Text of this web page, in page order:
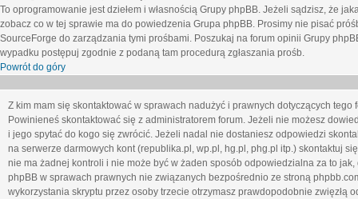
To oprogramowanie jest dziełem i własnością Grupy phpBB. Jeżeli sądzisz, że
zobacz co w tej sprawie ma do powiedzenia Grupa phpBB. Prosimy nie pisać
SourceForge do zarządzania tymi prośbami. Poszukaj na forum opinii Grupy
wypadku postępuj zgodnie z podaną tam procedurą zgłaszania prośb.
Powrót do góry
Z kim mam się skontaktować w sprawach nadużyć i prawnych dotyczących tego
Powinieneś skontaktować się z administratorem forum. Jeżeli nie możesz
i jego spytać do kogo się zwrócić. Jeżeli nadal nie dostaniesz odpowiedzi
na serwerze darmowych kont (republika.pl, wp.pl, hg.pl, phg.pl itp.) skontaktuj
nie ma żadnej kontroli i nie może być w żaden sposób odpowiedzialna za to
phpBB w sprawach prawnych nie związanych bezpośrednio ze stroną
wykorzystania skryptu przez osoby trzecie otrzymasz prawdopodobnie zwięzłą